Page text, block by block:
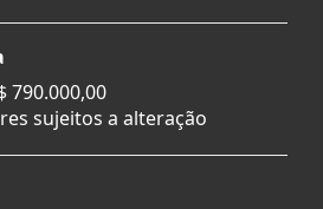
790.000,00
sujeitos a alteração